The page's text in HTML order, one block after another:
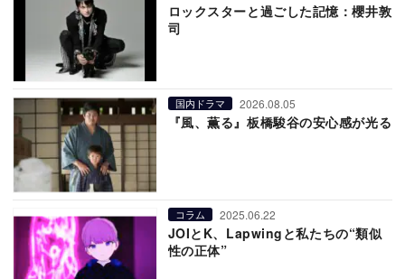
ロックスターと過ごした記憶：櫻井敦
司
国内ドラマ 2026.08.05
『風、薫る』板橋駿谷の安心感が光る
コラム 2025.06.22
JOIとK、Lapwingと私たちの“類似
性の正体”